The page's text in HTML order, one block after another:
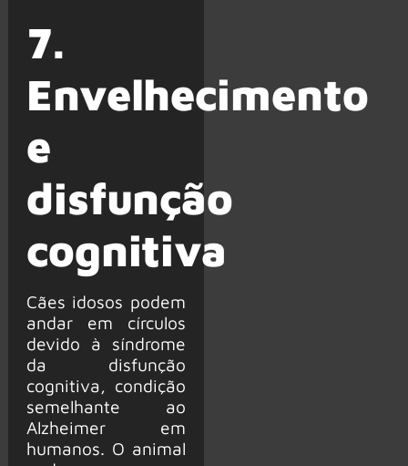
7.
Envelhecimento
e
disfunção
cognitiva
Cães idosos podem
andar em círculos
devido à síndrome
da disfunção
cognitiva, condição
semelhante ao
Alzheimer em
humanos. O animal